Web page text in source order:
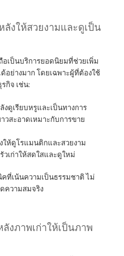
งให้สวยงามและดูเป็น
เป็นบริการยอดนิยมที่ช่วยเพิ่ม
ย่างมาก โดยเฉพาะผู้ที่ต้องใช้
กิจ เช่น:
ดูเรียบหรูและเป็นทางการ
สะอาดเหมาะกับการขาย
ห้ดูโรแมนติกและสวยงาม
เก่าให้สดใสและดูใหม่
ที่เน้นความเป็นธรรมชาติ ไม่
ความสมจริง
งภาพเก่าให้เป็นภาพ